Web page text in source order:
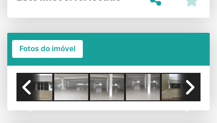
Fotos do imóvel